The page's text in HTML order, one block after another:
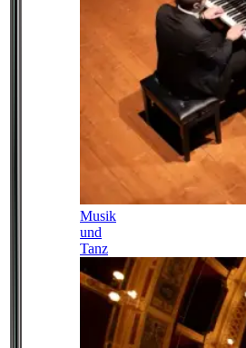
Musik
und
Tanz